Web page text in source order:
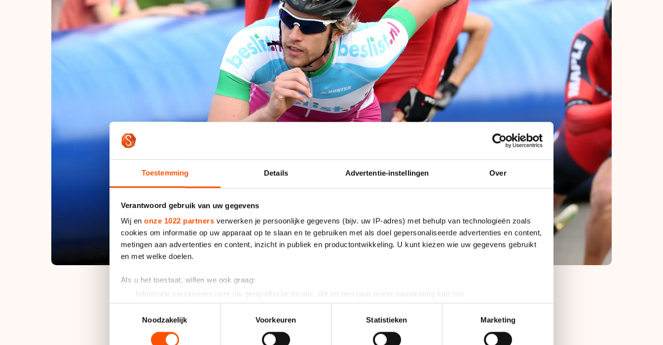
Toestemming Details Advertentie-instellingen Over
Verantwoord gebruik van uw gegevens
Wij en onze 1022 partners verwerken je persoonlijke gegevens (bijv. uw IP-adres) met behulp van technologieën zoals
cookies om informatie op uw apparaat op te slaan en te gebruiken met als doel gepersonaliseerde advertenties en content,
metingen aan advertenties en content, inzicht in publiek en productontwikkeling. U kunt kiezen wie uw gegevens gebruikt
en met welke doelen.
Als u het toestaat, willen we ook graag:
Informatie verzamelen over uw geografische locatie, die tot een paar meter nauwkeurig kan zijn
Uw apparaat identificeren door het actief te scannen op specifieke eigenschappen (fingerprinting)
Lees meer over hoe uw persoonlijke gegevens worden verwerkt en stel uw voorkeuren in het
detailgedeeltein. U kunt uw
toestemming op elk moment wijzigen of intrekken in de Cookieverklaring.
Noodzakelijk
Voorkeuren Statistieken Marketing
Olympische Spelen
vanuit zijn rug telkens opnieuw probeerde het gaatje te vinden. Op het laatste rechte eind
kwam de winnaar van de 1000 meter, de punten- en de afvalkoers sterk opzetten, maar hij